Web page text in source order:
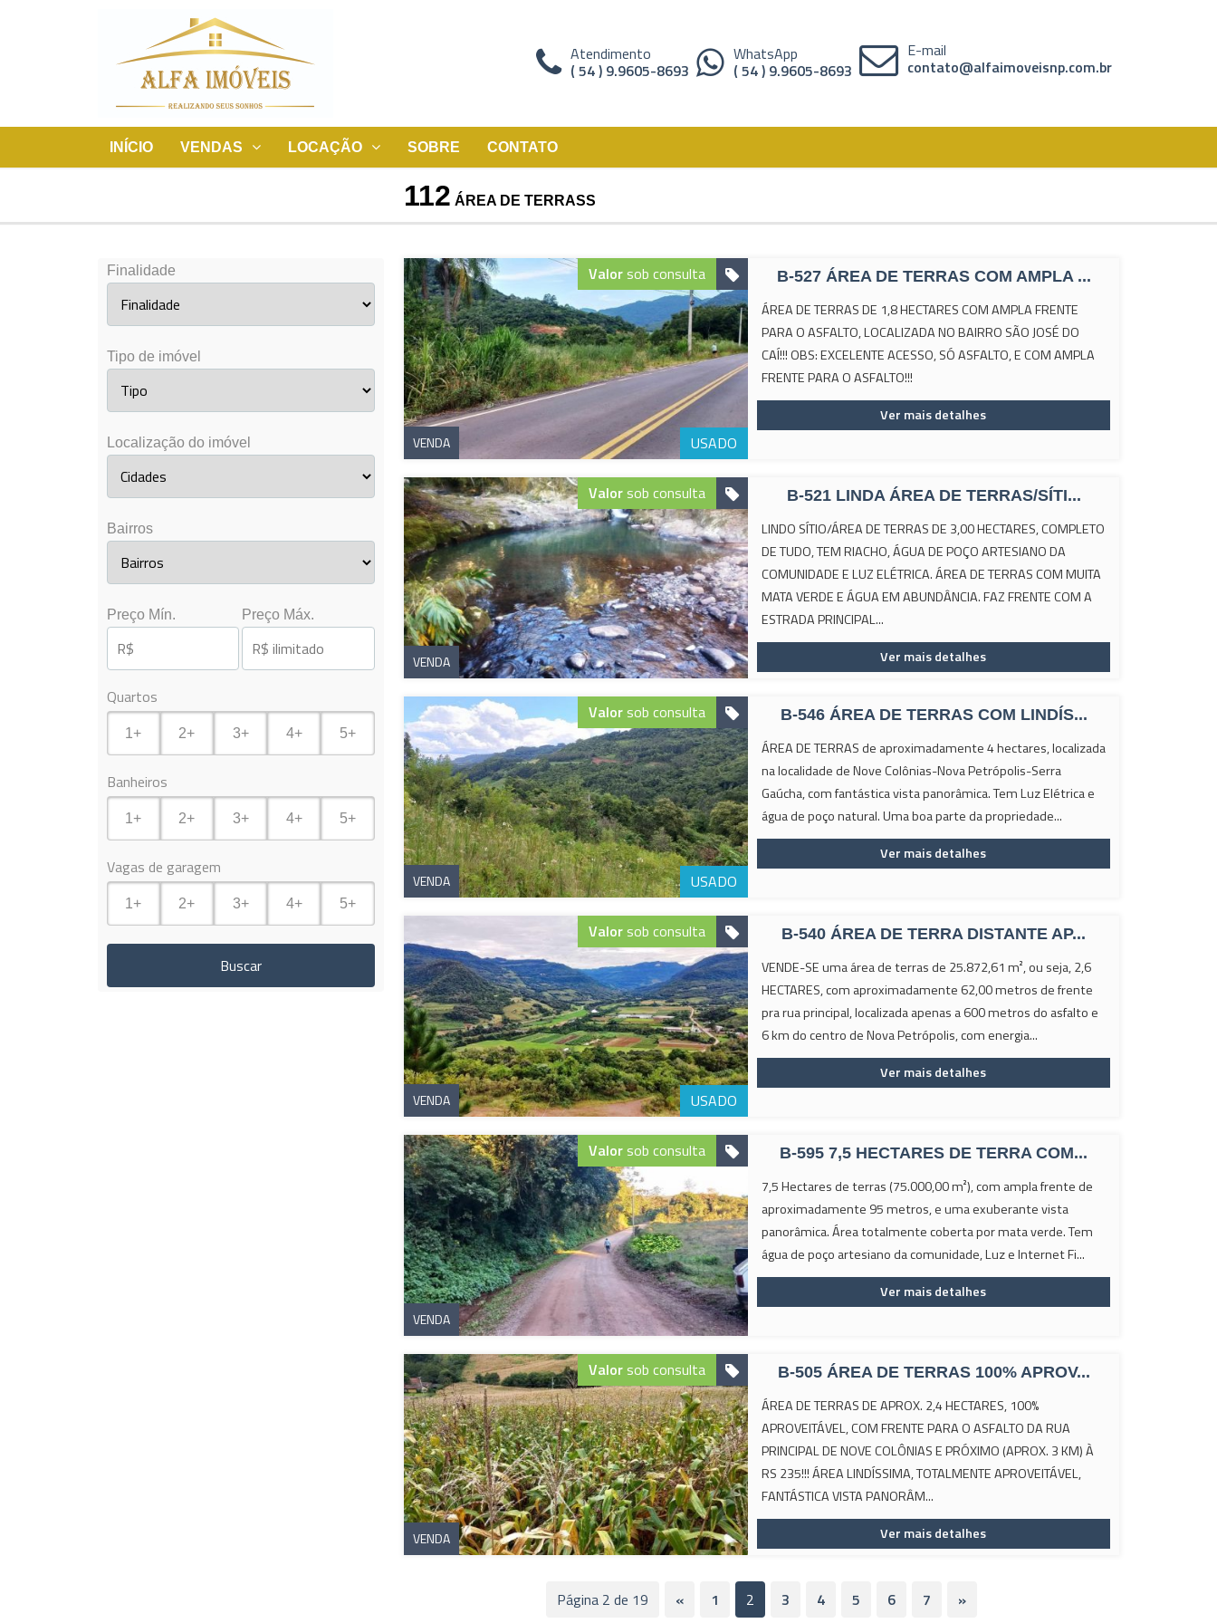
Atendimento
( 54 ) 9.9605-8693
WhatsApp
( 54 ) 9.9605-8693
E-mail
contato@alfaimoveisnp.com.br
INÍCIO VENDAS LOCAÇÃO SOBRE CONTATO
112 ÁREA DE TERRASS
USADO
Valorsob consulta
VENDA
B-527 ÁREA DE TERRAS COM AMPLA ...
ÁREA DE TERRAS DE 1,8 HECTARES COM AMPLA FRENTE
PARA O ASFALTO, LOCALIZADA NO BAIRRO SÃO JOSÉ DO
CAÍ!!! OBS: EXCELENTE ACESSO, SÓ ASFALTO, E COM AMPLA
FRENTE PARA O ASFALTO!!!
Ver mais detalhes
Valorsob consulta
VENDA
B-521 LINDA ÁREA DE TERRAS/SÍTI...
LINDO SÍTIO/ÁREA DE TERRAS DE 3,00 HECTARES, COMPLETO
DE TUDO, TEM RIACHO, ÁGUA DE POÇO ARTESIANO DA
COMUNIDADE E LUZ ELÉTRICA. ÁREA DE TERRAS COM MUITA
MATA VERDE E ÁGUA EM ABUNDÂNCIA. FAZ FRENTE COM A
ESTRADA PRINCIPAL...
Ver mais detalhes
USADO
Valorsob consulta
VENDA
B-546 ÁREA DE TERRAS COM LINDÍS...
ÁREA DE TERRAS de aproximadamente 4 hectares, localizada
na localidade de Nove Colônias-Nova Petrópolis-Serra
Gaúcha, com fantástica vista panorâmica. Tem Luz Elétrica e
água de poço natural. Uma boa parte da propriedade...
Ver mais detalhes
USADO
Valorsob consulta
VENDA
B-540 ÁREA DE TERRA DISTANTE AP...
VENDE-SE uma área de terras de 25.872,61 m², ou seja, 2,6
HECTARES, com aproximadamente 62,00 metros de frente
pra rua principal, localizada apenas a 600 metros do asfalto e
6 km do centro de Nova Petrópolis, com energia...
Ver mais detalhes
Valorsob consulta
VENDA
B-595 7,5 HECTARES DE TERRA COM...
7,5 Hectares de terras (75.000,00 m²), com ampla frente de
aproximadamente 95 metros, e uma exuberante vista
panorâmica. Área totalmente coberta por mata verde. Tem
água de poço artesiano da comunidade, Luz e Internet Fi...
Ver mais detalhes
Valorsob consulta
VENDA
B-505 ÁREA DE TERRAS 100% APROV...
ÁREA DE TERRAS DE APROX. 2,4 HECTARES, 100%
APROVEITÁVEL, COM FRENTE PARA O ASFALTO DA RUA
PRINCIPAL DE NOVE COLÔNIAS E PRÓXIMO (APROX. 3 KM) À
RS 235!!! ÁREA LINDÍSSIMA, TOTALMENTE APROVEITÁVEL,
FANTÁSTICA VISTA PANORÂM...
Ver mais detalhes
Página 2 de 19 « 1 2 3 4 5 6 7 »
Finalidade
Tipo de imóvel
Localização do imóvel
Bairros
Preço Mín. Preço Máx.
Quartos
1+ 2+ 3+ 4+ 5+
Banheiros
1+ 2+ 3+ 4+ 5+
Vagas de garagem
1+ 2+ 3+ 4+ 5+